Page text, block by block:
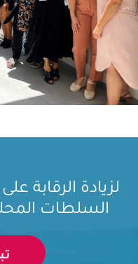
لزيادة الرقابة
السلطات